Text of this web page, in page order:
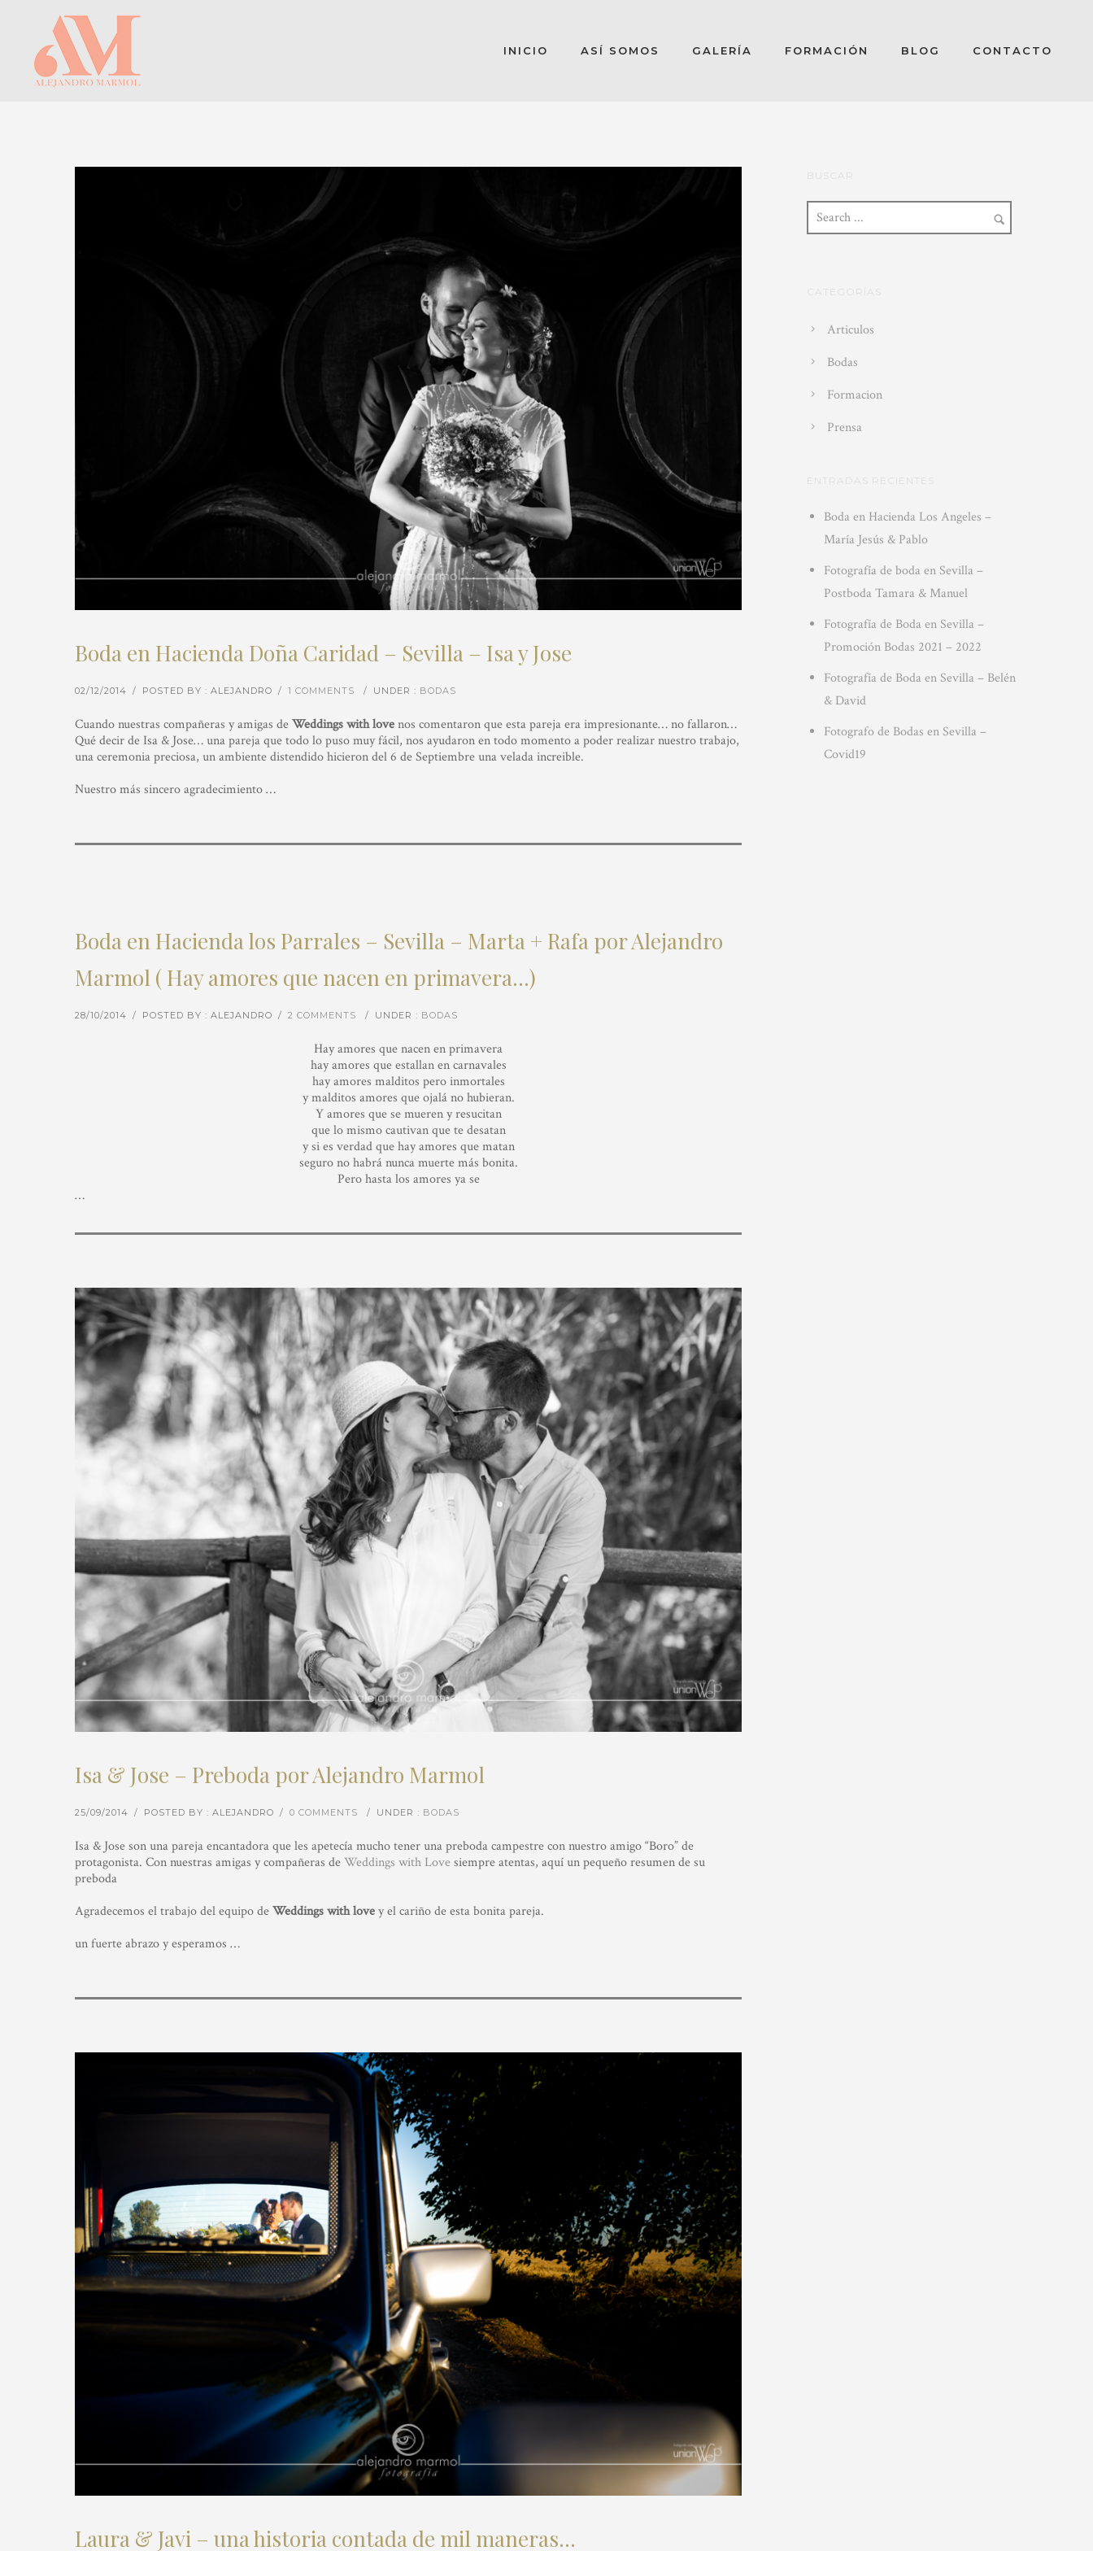
INICIO ASÍ SOMOS GALERÍA FORMACIÓN BLOG CONTACTO
Boda en Hacienda Doña Caridad – Sevilla – Isa y Jose
02/12/2014 / POSTED BY : ALEJANDRO / 1 COMMENTS / UNDER : BODAS
Cuando nuestras compañeras y amigas deWeddings with lovenos comentaron que esta pareja era impresionante… no fallaron…
Qué decir de Isa & Jose… una pareja que todo lo puso muy fácil, nos ayudaron en todo momento a poder realizar nuestro trabajo,
una ceremonia preciosa, un ambiente distendido hicieron del 6 de Septiembre una velada increible.
Nuestro más sincero agradecimiento …
Boda en Hacienda los Parrales – Sevilla – Marta + Rafa por Alejandro
Marmol ( Hay amores que nacen en primavera…)
28/10/2014 / POSTED BY : ALEJANDRO / 2 COMMENTS / UNDER : BODAS
Hay amores que nacen en primavera
hay amores que estallan en carnavales
hay amores malditos pero inmortales
y malditos amores que ojalá no hubieran.
Y amores que se mueren y resucitan
que lo mismo cautivan que te desatan
y si es verdad que hay amores que matan
seguro no habrá nunca muerte más bonita.
Pero hasta los amores ya se
…
Isa & Jose – Preboda por Alejandro Marmol
25/09/2014 / POSTED BY : ALEJANDRO / 0 COMMENTS / UNDER : BODAS
Isa & Jose son una pareja encantadora que les apetecía mucho tener una preboda campestre con nuestro amigo “Boro” de
protagonista. Con nuestras amigas y compañeras deWeddings with Lovesiempre atentas, aquí un pequeño resumen de su
preboda
Agradecemos el trabajo del equipo deWeddings with lovey el cariño de esta bonita pareja.
un fuerte abrazo y esperamos …
Laura & Javi – una historia contada de mil maneras…
Articulos
Bodas
Formacion
Prensa
Boda en Hacienda Los Angeles –
María Jesús & Pablo
Fotografía de boda en Sevilla –
Postboda Tamara & Manuel
Fotografía de Boda en Sevilla –
Promoción Bodas 2021 – 2022
Fotografía de Boda en Sevilla – Belén
& David
Fotografo de Bodas en Sevilla –
Covid19